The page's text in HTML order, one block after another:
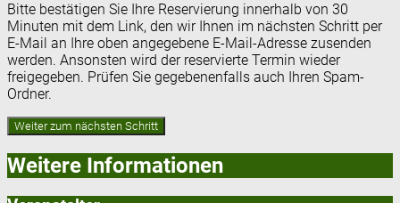
Bitte bestätigen Sie Ihre Reservierung innerhalb von 30
Minuten mit dem Link, den wir Ihnen im nächsten Schritt per
E-Mail an Ihre oben angegebene E-Mail-Adresse zusenden
werden. Ansonsten wird der reservierte Termin wieder
freigegeben. Prüfen Sie gegebenenfalls auch Ihren Spam-
Ordner.
Weitere Informationen